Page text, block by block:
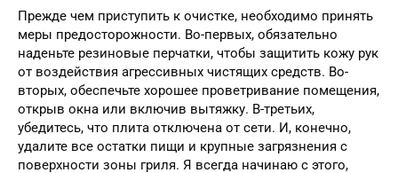
Прежде чем приступить к очистке, необходимо принять
меры предосторожности. Во-первых, обязательно
наденьте резиновые перчатки, чтобы защитить кожу рук
от воздействия агрессивных чистящих средств. Во-
вторых, обеспечьте хорошее проветривание помещения,
открыв окна или включив вытяжку. В-третьих,
убедитесь, что плита отключена от сети. И, конечно,
удалите все остатки пищи и крупные загрязнения с
поверхности зоны гриля. Я всегда начинаю с этого,